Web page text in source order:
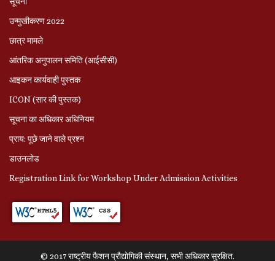
उन्मुखीकरण 2022
छात्र मामले
आंतरिक अनुपालन समिति (आईसीसी)
आइकन कार्यवाही पुस्तक
ICON (सार की पुस्तक)
सूचना का अधिकार अधिनियम
प्राय: पूछे जाने वाले प्रश्‍न
डाउनलोड
Registration Link for Workshop Under Admission Activities
© 2017 राष्ट्रीय फैशन प्रौद्योगिकी संस्थान, सभी अधिकार सुरक्षित.